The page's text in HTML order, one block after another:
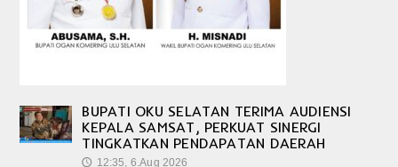
BUPATI OKU SELATAN TERIMA AUDIENSI
KEPALA SAMSAT, PERKUAT SINERGI
TINGKATKAN PENDAPATAN DAERAH
🕔 12:35, 6.Aug 2026